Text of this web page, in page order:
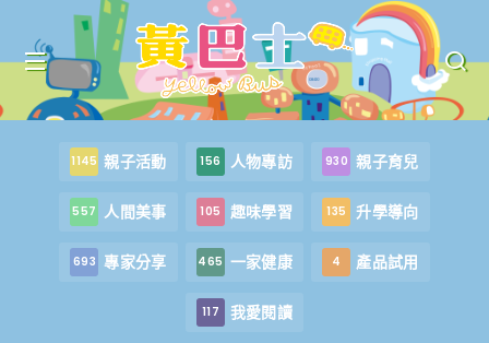
1145 親子活動 156 人物專訪 930 親子育兒
557 人間美事 105 趣味學習 135 升學導向
693 專家分享 465 一家健康 4 產品試用
117 我愛閱讀